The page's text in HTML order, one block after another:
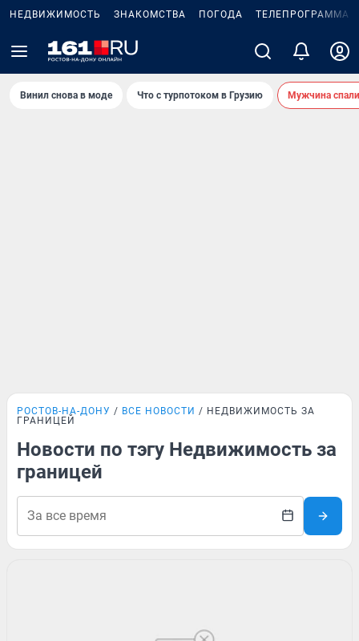
НЕДВИЖИМОСТЬ ЗНАКОМСТВА ПОГОДА ТЕЛЕПРОГРАММА
Винил снова в моде Что с турпотоком в Грузию Мужчина
РОСТОВ-НА-ДОНУ ВСЕ НОВОСТИ
НЕДВИЖИМОСТЬ ЗА
ГРАНИЦЕЙ
Новости по тэгу Недвижимость за
границей